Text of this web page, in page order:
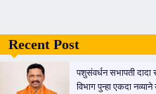
Recent Post
पशुसंवर्धन सभापती दादा
विभाग पुन्हा एकदा नव्याने